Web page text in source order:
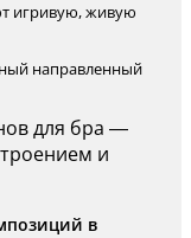
игривую, живую
направленный
для бра —
и
в